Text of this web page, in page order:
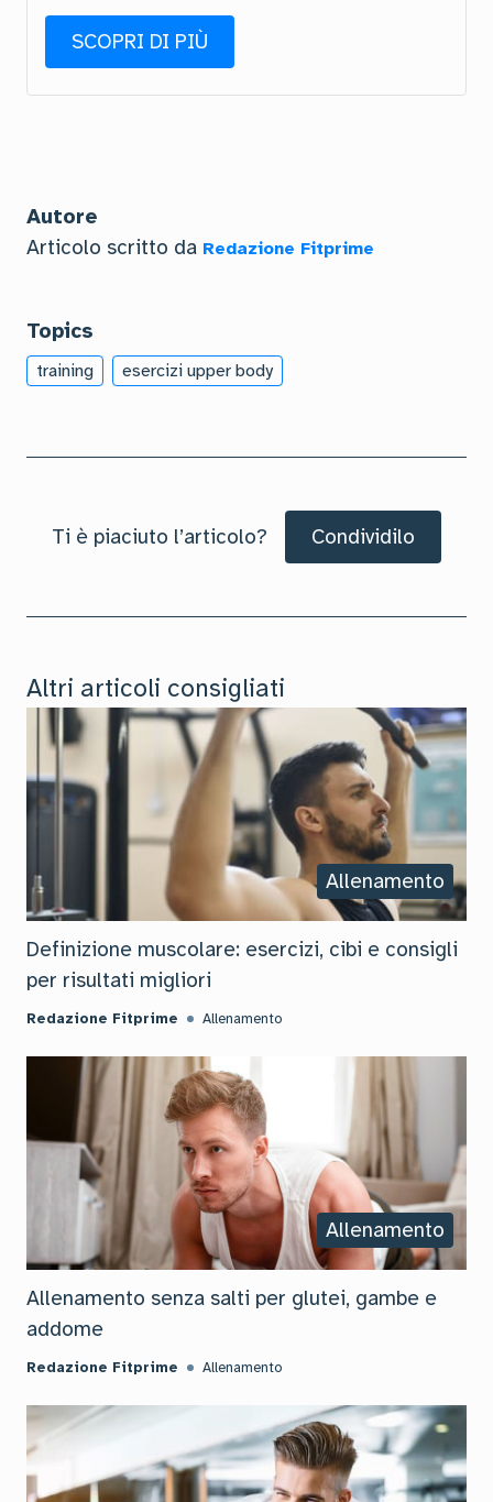
SCOPRI DI PIÙ
Autore
Articolo scritto da Redazione Fitprime
Topics
training esercizi upper body
Ti è piaciuto l’articolo? Condividilo
Altri articoli consigliati
Allenamento
Definizione muscolare: esercizi, cibi e consigli
per risultati migliori
Redazione Fitprime Allenamento
Allenamento
Allenamento senza salti per glutei, gambe e
addome
Redazione Fitprime Allenamento